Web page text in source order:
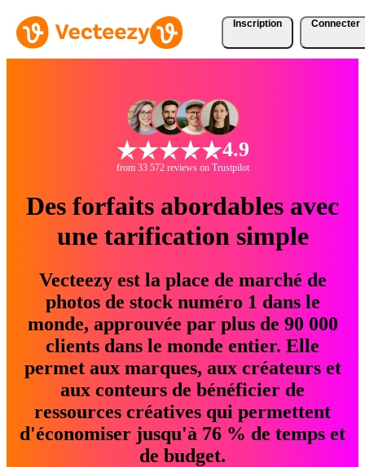
Inscription Connecter
4.9
from 33 572 reviews on Trustpilot
Des forfaits abordables avec
une tarification simple
Vecteezy est la place de marché de
photos de stock numéro 1 dans le
monde, approuvée par plus de 90 000
clients dans le monde entier. Elle
permet aux marques, aux créateurs et
aux conteurs de bénéficier de
ressources créatives qui permettent
d'économiser jusqu'à 76 % de temps et
de budget.